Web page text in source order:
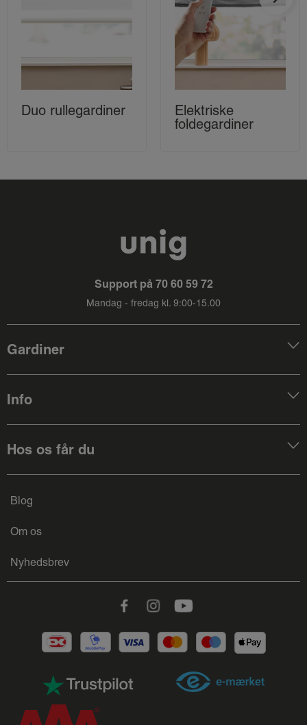
Duo rullegardiner
Elektriske
foldegardiner
Support på 70 60 59 72
Mandag - fredag kl. 9:00-15.00
Gardiner
Info
Hos os får du
Blog
Om os
Nyhedsbrev
FacebookInstagramYoutube